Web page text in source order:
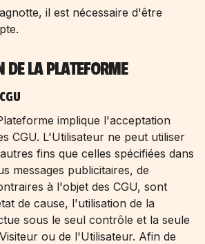
il est nécessaire d'être
LA PLATEFORME
implique l'acceptation
CGU. L'Utilisateur ne peut utiliser
fins que celles spécifiées dans
messages publicitaires, de
à l'objet des CGU, sont
de cause, l'utilisation de la
sous le seul contrôle et la seule
ou de l'Utilisateur. Afin de